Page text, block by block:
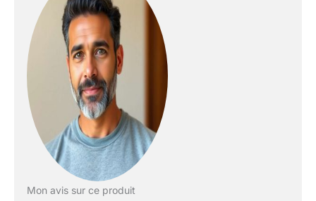
peaux sensibles mais
efficace pour les peaux
sèches, rugueuses ou à
problèmes. Formule non
grasse à absorption
rapide pour le visage et le
corps. Parfum original : le
parfum signature
InfiniteAloe léger et
équilibré. Frais, subtil et
Mon avis sur ce produit